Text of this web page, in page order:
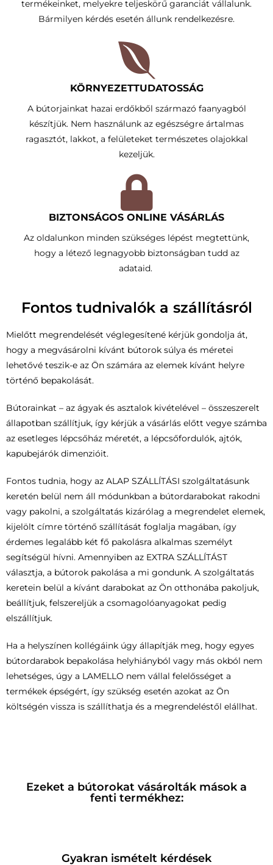
termékeinket, melyekre teljeskörű garanciát vállalunk.
Bármilyen kérdés esetén állunk rendelkezésre.
KÖRNYEZETTUDATOSSÁG​
A bútorjainkat hazai erdőkből származó faanyagból
készítjük. Nem használunk az egészségre ártalmas
ragasztót, lakkot, a felületeket természetes olajokkal
kezeljük.
BIZTONSÁGOS ONLINE VÁSÁRLÁS
Az oldalunkon minden szükséges lépést megtettünk,
hogy a létező legnagyobb biztonságban tudd az
adataid.
Fontos tudnivalók a szállításról
Mielőtt megrendelését véglegesítené kérjük gondolja át,
hogy a megvásárolni kívánt bútorok súlya és méretei
lehetővé teszik-e az Ön számára az elemek kívánt helyre
történő bepakolását.
Bútorainkat – az ágyak és asztalok kivételével – összeszerelt
állapotban szállítjuk, így kérjük a vásárlás előtt vegye számba
az esetleges lépcsőház méretét, a lépcsőfordulók, ajtók,
kapubejárók dimenzióit.
Fontos tudnia, hogy az ALAP SZÁLLÍTÁSI szolgáltatásunk
keretén belül nem áll módunkban a bútordarabokat rakodni
vagy pakolni, a szolgáltatás kizárólag a megrendelet elemek,
kijelölt címre történő szállítását foglalja magában, így
érdemes legalább két fő pakolásra alkalmas személyt
segítségül hívni. Amennyiben az EXTRA SZÁLLÍTÁST
választja, a bútorok pakolása a mi gondunk. A szolgáltatás
keretein belül a kívánt darabokat az Ön otthonába pakoljuk,
beállítjuk, felszereljük a csomagolóanyagokat pedig
elszállítjuk.
Ha a helyszínen kollégáink úgy állapítják meg, hogy egyes
bútordarabok bepakolása helyhiányból vagy más okból nem
lehetséges, úgy a LAMELLO nem vállal felelősséget a
termékek épségért, így szükség esetén azokat az Ön
költségén vissza is szállíthatja és a megrendeléstől elállhat.
Ezeket a bútorokat vásárolták mások a
fenti termékhez:
Gyakran ismételt kérdések